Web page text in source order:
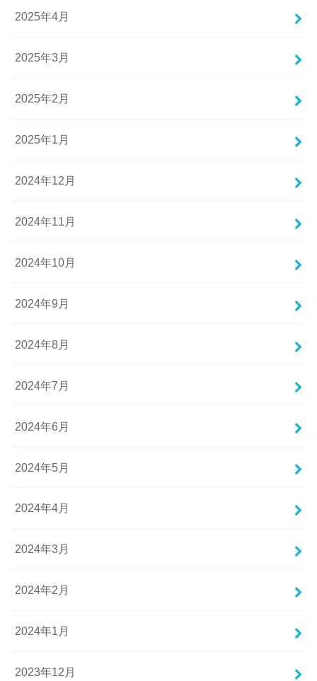
2025年4月
2025年3月
2025年2月
2025年1月
2024年12月
2024年11月
2024年10月
2024年9月
2024年8月
2024年7月
2024年6月
2024年5月
2024年4月
2024年3月
2024年2月
2024年1月
2023年12月